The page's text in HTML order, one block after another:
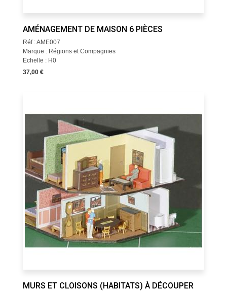
AMÉNAGEMENT DE MAISON 6 PIÈCES
Réf : AME007
Marque : Régions et Compagnies
Echelle : H0
37,00 €
MURS ET CLOISONS (HABITATS) À DÉCOUPER